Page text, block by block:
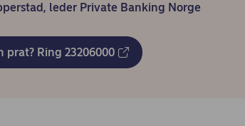
leder Private Banking Norge
prat? Ring 23206000